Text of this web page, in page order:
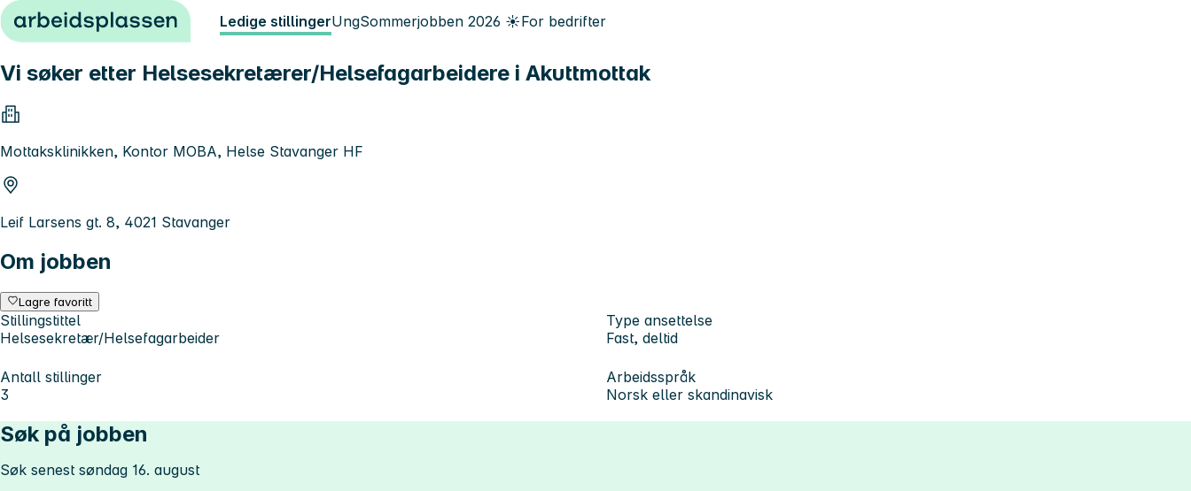
Hopp til innhold Ledige stillingerUngSommerjobben 2026 ☀️For bedrifter
Vi søker etter Helsesekretærer/Helsefagarbeidere i Akuttmottak
Mottaksklinikken, Kontor MOBA, Helse Stavanger HF
Leif Larsens gt. 8, 4021 Stavanger
Om jobben
Lagre favoritt
Stillingstittel
Helsesekretær/Helsefagarbeider
Type ansettelse
Fast, deltid
Antall stillinger
3
Arbeidsspråk
Norsk eller skandinavisk
Søk på jobben
Søk senest søndag 16. august